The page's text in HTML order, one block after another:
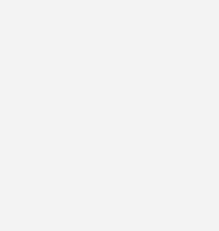
der
der Bestellung nicht
der Besteller eine
Liefertermin; des
Sobald die Ware
ohne dass eine
bereits vergriffenen